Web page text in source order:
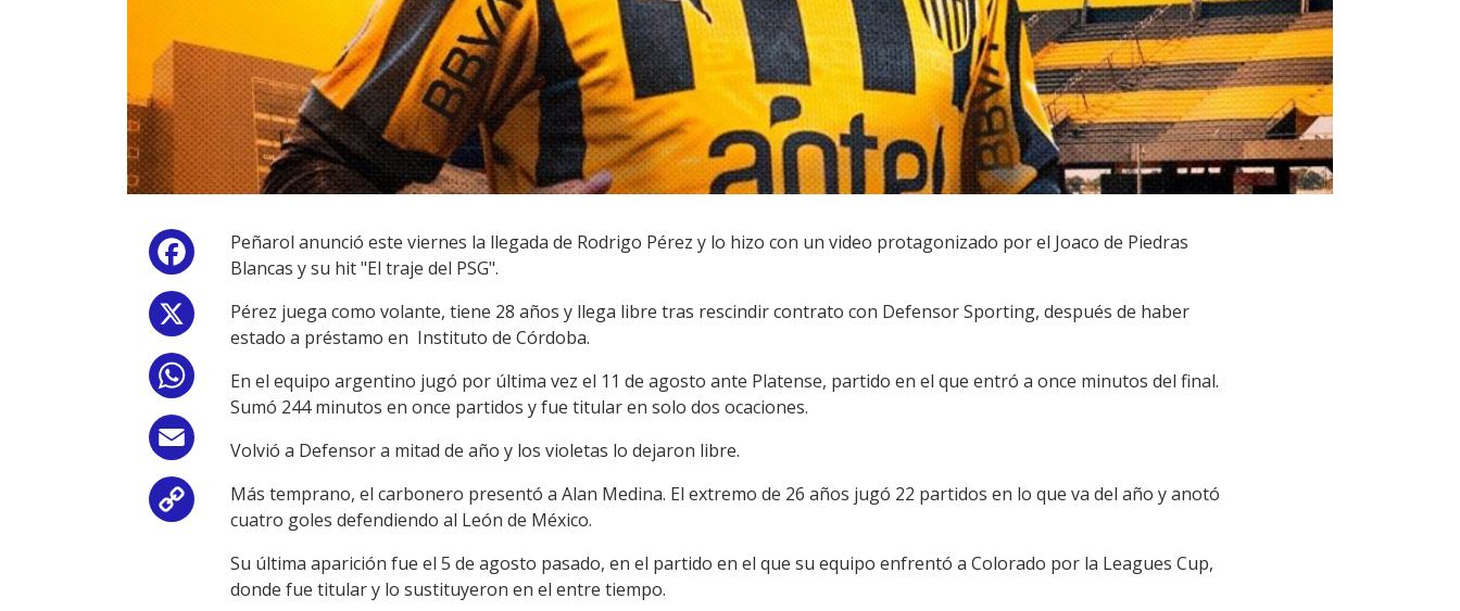
Facebook
WhatsApp
Email
Copy
Peñarol anunció este viernes la llegada de Rodrigo Pérez y lo hizo con un video protagonizado por el Joaco de Piedras
Blancas y su hit "El traje del PSG".
Pérez juega como volante, tiene 28 años y llega libre tras rescindir contrato con Defensor Sporting, después de haber
estado a préstamo en Instituto de Córdoba.
En el equipo argentino jugó por última vez el 11 de agosto ante Platense, partido en el que entró a once minutos del final.
Sumó 244 minutos en once partidos y fue titular en solo dos ocaciones.
Volvió a Defensor a mitad de año y los violetas lo dejaron libre.
Más temprano, el carbonero presentó a Alan Medina. El extremo de 26 años jugó 22 partidos en lo que va del año y anotó
cuatro goles defendiendo al León de México.
Su última aparición fue el 5 de agosto pasado, en el partido en el que su equipo enfrentó a Colorado por la Leagues Cup,
donde fue titular y lo sustituyeron en el entre tiempo.